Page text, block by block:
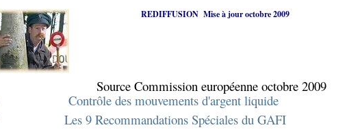
REDIFFUSION Mise à jour octobre 2009
Source Commission européenne octobre 2009
Contrôle des mouvements d'argent liquide
Les 9 Recommandations Spéciales du GAFI